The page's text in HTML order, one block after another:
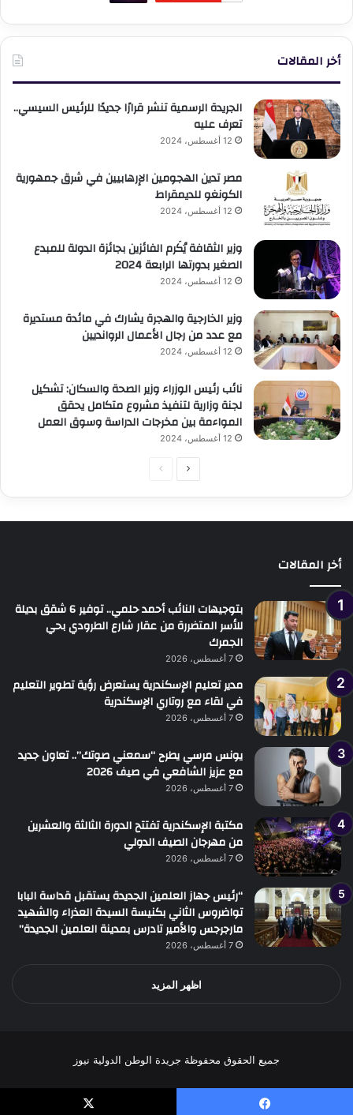
أخر المقالات
الجريدة الرسمية تنشر قرارًا جديدًا للرئيس السيسي..
تعرف عليه
12 أغسطس، 2024
مصر تدين الهجومين الإرهابيين في شرق جمهورية
الكونغو للديمقراط
12 أغسطس، 2024
وزير الثقافة يُكَرم الفائزين بجائزة الدولة للمبدع
الصغير بدورتها الرابعة 2024
12 أغسطس، 2024
وزير الخارجية والهجرة يشارك في مائدة مستديرة
مع عدد من رجال الأعمال الروانديين
12 أغسطس، 2024
نائب رئيس الوزراء وزير الصحة والسكان: تشكيل
لجنة وزارية لتنفيذ مشروع متكامل يحقق
المواءمة بين مخرجات الدراسة وسوق العمل
12 أغسطس، 2024
الصفحةالصفحة
أخر المقالات
بتوجيهات النائب أحمد حلمي.. توفير 6 شقق بديلة
للأسر المتضررة من عقار شارع الطرودي بحي
الجمرك
7 أغسطس، 2026
مدير تعليم الإسكندرية يستعرض رؤية تطوير التعليم
في لقاء مع روتاري الإسكندرية
7 أغسطس، 2026
يونس مرسي يطرح “سمعني صوتك”.. تعاون جديد
مع عزيز الشافعي في صيف 2026
7 أغسطس، 2026
مكتبة الإسكندرية تفتتح الدورة الثالثة والعشرين
من مهرجان الصيف الدولي
7 أغسطس، 2026
“رئيس جهاز العلمين الجديدة يستقبل قداسة البابا
تواضروس الثاني بكنيسة السيدة العذراء والشهيد
مارجرجس والأمير تادرس بمدينة العلمين الجديدة”
7 أغسطس، 2026
اظهر المزيد
جميع الحقوق محفوظة جريدة الوطن الدولية نيوز